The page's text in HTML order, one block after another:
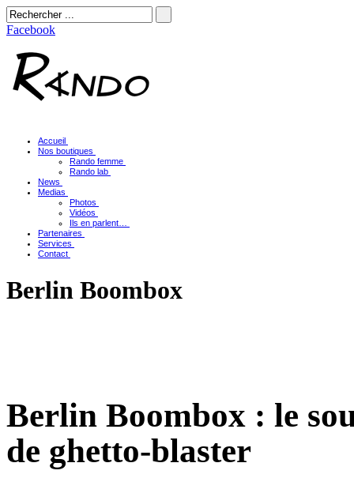
Facebook
Accueil
Nos boutiques
Rando femme
Rando lab
News
Medias
Photos
Vidéos
Ils en parlent…
Partenaires
Services
Contact
Berlin Boombox
Berlin Boombox : le
de ghetto-blaster